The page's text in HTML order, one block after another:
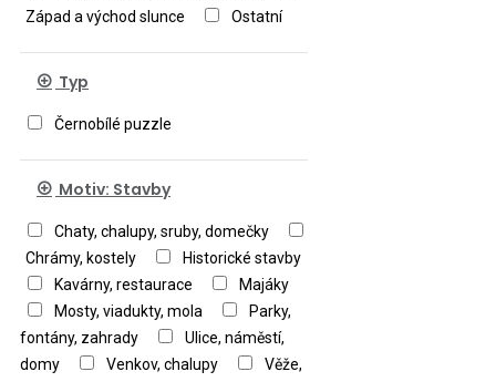
Západ a východ slunce
Ostatní
Typ
Černobílé puzzle
Motiv: Stavby
Chaty, chalupy, sruby, domečky
Chrámy, kostely
Historické stavby
Kavárny, restaurace
Majáky
Mosty, viadukty, mola
Parky,
fontány, zahrady
Ulice, náměstí,
domy
Venkov, chalupy Věže,